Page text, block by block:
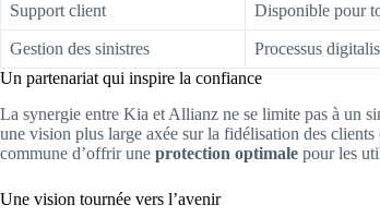
Support client Disponible pour
Gestion des sinistres
Processus
Un partenariat qui inspire la confiance
La synergie entre Kia et Allianz ne se limite pas à un
une vision plus large axée sur la fidélisation des
commune d’offrir une protection optimale pour les
Une vision tournée vers l’avenir